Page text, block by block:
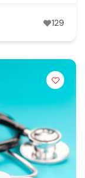
129